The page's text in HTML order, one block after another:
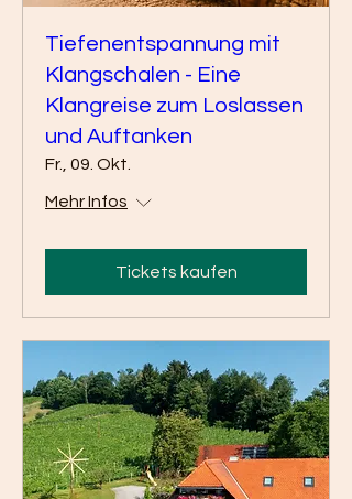
Tiefenentspannung mit
Klangschalen - Eine
Klangreise zum Loslassen
und Auftanken
Fr., 09. Okt.
Mehr Infos
Tickets kaufen